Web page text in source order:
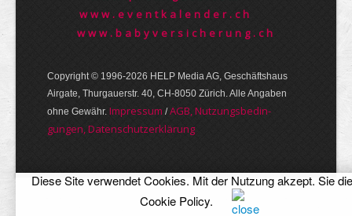
www.eventkalender.ch
www.babyversicherung.ch
Copyright © 1996-2026 HELP Media AG, Geschäftshaus
Airgate, Thurgauer­str. 40, CH-8050 Zürich. Alle Angaben
ohne Gewähr. Im­pres­sum /AGB, Nut­zungs­bedin­
gungen, Daten­schutz­er­klärung
Diese Site verwendet Cookies. Mit der Nutzung akzept. Sie die
Cookie Policy.